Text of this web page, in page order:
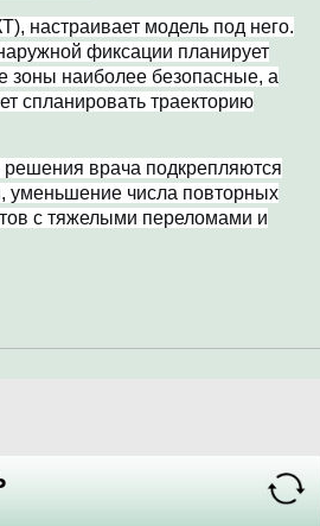
настраивает модель под него.
фиксации планирует
зоны наиболее безопасные, а
спланировать траекторию
решения врача подкрепляются
уменьшение числа повторных
с тяжелыми переломами и